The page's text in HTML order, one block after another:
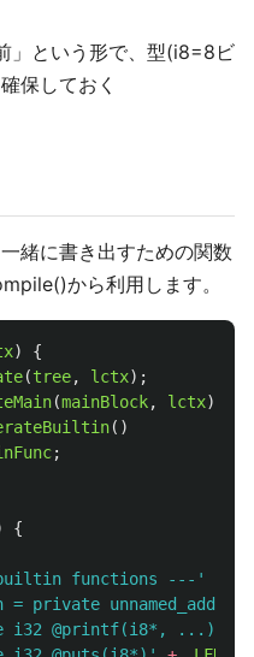
」という形で、型(i8=8ビ
保しておく
緒に書き出すための関数
から利用します。
)
{
(tree, lctx);
(mainBlock, lctx);
()
;
{
functions --- '
= private unnamed_addr
i32 @printf(i8*, ...)